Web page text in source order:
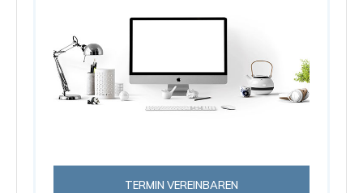
TERMIN VEREINBAREN